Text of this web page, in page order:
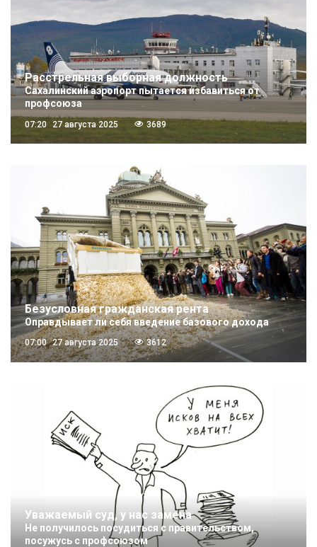
Расстрельная выборная должность
Сахалинский аэропорт пытается избавиться от
профсоюза
07:20 27 августа 2025 3689
Безусловная гражданская рента
Оправдывает ли себя введение базового дохода
07:00 27 августа 2025 3612
Уважаемый суд, у нас замена
Не получилось посудиться с правительством,
посужусь с профсоюзом